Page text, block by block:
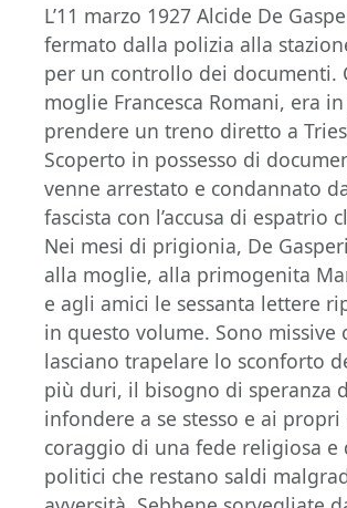
L’11 marzo 1927 Alcide De
fermato dalla polizia alla
per un controllo dei documenti.
moglie Francesca Romani, era
prendere un treno diretto a
Scoperto in possesso di
venne arrestato e condannato
fascista con l’accusa di espatrio
Nei mesi di prigionia, De
alla moglie, alla primogenita
e agli amici le sessanta lettere
in questo volume. Sono missive
lasciano trapelare lo sconforto
più duri, il bisogno di speranza
infondere a se stesso e ai propri
coraggio di una fede religiosa e
politici che restano saldi